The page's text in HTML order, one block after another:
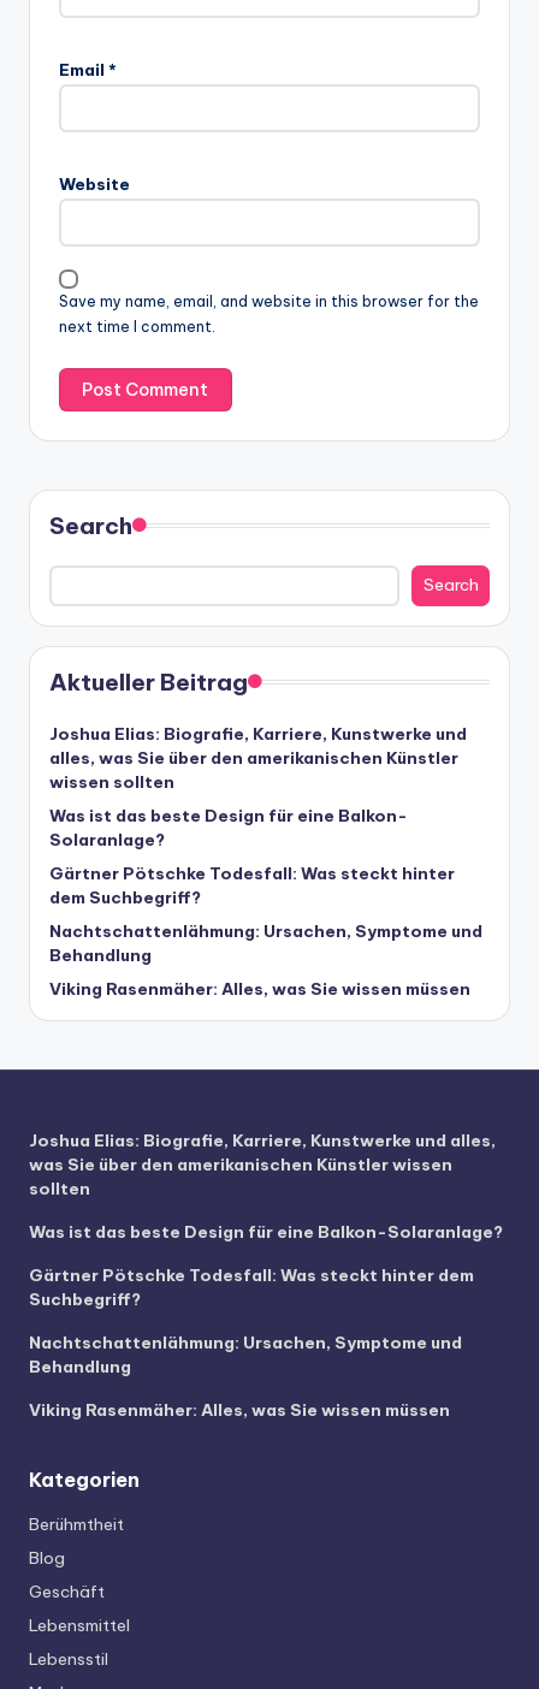
Email *
Website
Save my name, email, and website in this browser for the
next time I comment.
Search
Search
Aktueller Beitrag
Joshua Elias: Biografie, Karriere, Kunstwerke und
alles, was Sie über den amerikanischen Künstler
wissen sollten
Was ist das beste Design für eine Balkon-
Solaranlage?
Gärtner Pötschke Todesfall: Was steckt hinter
dem Suchbegriff?
Nachtschattenlähmung: Ursachen, Symptome und
Behandlung
Viking Rasenmäher: Alles, was Sie wissen müssen
Joshua Elias: Biografie, Karriere, Kunstwerke und alles,
was Sie über den amerikanischen Künstler wissen
sollten
Was ist das beste Design für eine Balkon-Solaranlage?
Gärtner Pötschke Todesfall: Was steckt hinter dem
Suchbegriff?
Nachtschattenlähmung: Ursachen, Symptome und
Behandlung
Viking Rasenmäher: Alles, was Sie wissen müssen
Kategorien
Berühmtheit
Blog
Geschäft
Lebensmittel
Lebensstil